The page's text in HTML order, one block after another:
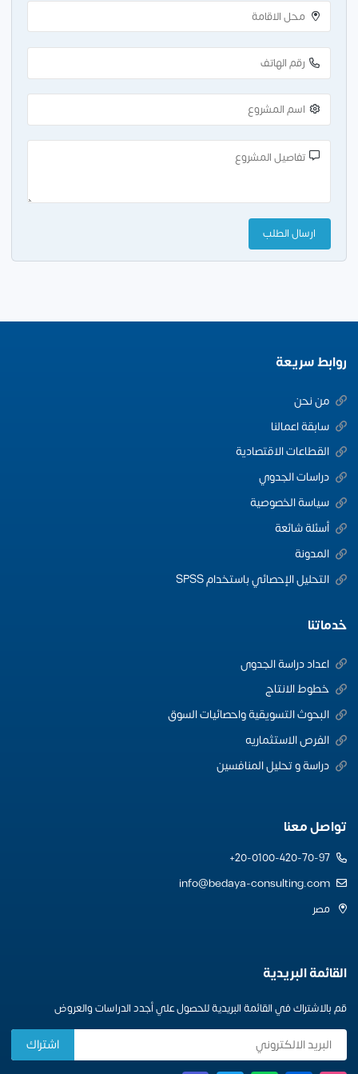
روابط سريعة
من نحن
سابقة اعمالنا
القطاعات الاقتصادية
دراسات الجدوي
سياسة الخصوصية
أسئلة شائعة
المدونة
التحليل الإحصائي باستخدام SPSS
خدماتنا
اعداد دراسة الجدوى
خطوط الانتاج
البحوث التسويقية واحصائيات السوق
الفرص الاستثماريه
دراسة و تحليل المنافسين
تواصل معنا
20-0100-420-70-97+
info@bedaya-consulting.com
مصر
القائمة البريدية
قم بالاشتراك في القائمة البريدية للحصول علي أجدد الدراسات والعروض